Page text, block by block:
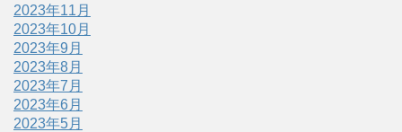
2023年11月
2023年10月
2023年9月
2023年8月
2023年7月
2023年6月
2023年5月